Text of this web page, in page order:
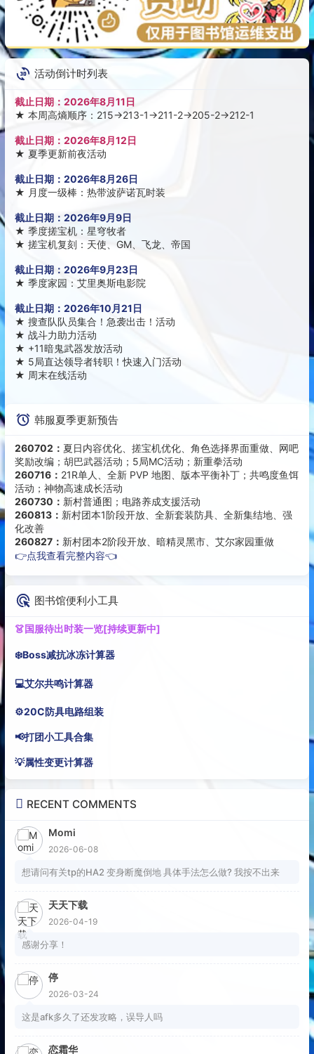
活动倒计时列表
截止日期： 2026年8月11日
★ 本周高熵顺序：215→213-1→211-2→205-2→212-1
截止日期： 2026年8月12日
★ 夏季更新前夜活动
截止日期： 2026年8月26日
★ 月度一级棒：热带波萨诺瓦时装
截止日期： 2026年9月9日
★ 季度搓宝机：星穹牧者
★ 搓宝机复刻：天使、GM、飞龙、帝国
截止日期： 2026年9月23日
★ 季度家园：艾里奥斯电影院
截止日期： 2026年10月21日
★ 搜查队队员集合！急袭出击！活动
★ 战斗力助力活动
★ +11暗鬼武器发放活动
★ 5局直达领导者转职！快速入门活动
★ 周末在线活动
韩服夏季更新预告
260702： 夏日内容优化、搓宝机优化、角色选择界面重做、网吧
奖励改编；胡巴武器活动；5局MC活动；新重拳活动
260716： 21R单人、全新 PVP 地图、版本平衡补丁；共鸣度鱼饵
活动；神物高速成长活动
260730： 新村普通图；电路养成支援活动
260813： 新村团本1阶段开放、全新套装防具、全新集结地、强
化改善
260827： 新村团本2阶段开放、暗精灵黑市、艾尔家园重做
👉点我查看完整内容👈
图书馆便利小工具
👗国服待出时装一览[持续更新中]
❄️Boss减抗冰冻计算器
💻艾尔共鸣计算器
⚙️20C防具电路组装
📢打团小工具合集
💡属性变更计算器
RECENT COMMENTS
Momi
2026-06-08
想请问有关tp的HA2 变身断魔倒地 具体手法怎么做? 我按不出来
天天下载
2026-04-19
感谢分享！
停
2026-03-24
这是afk多久了还发攻略，误导人吗
恋霜华